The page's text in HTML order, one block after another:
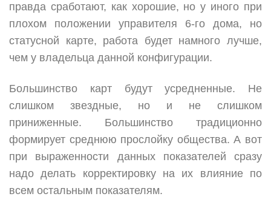
правда сработают, как хорошие, но у иного при
плохом положении управителя 6-го дома, но
статусной карте, работа будет намного лучше,
чем у владельца данной конфигурации.
Большинство карт будут усредненные. Не
слишком звездные, но и не слишком
приниженные. Большинство традиционно
формирует среднюю прослойку общества. А вот
при выраженности данных показателей сразу
надо делать корректировку на их влияние по
всем остальным показателям.